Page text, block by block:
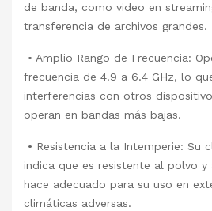
de banda, como video en
transferencia de archivos grandes.
• Amplio Rango de Frecuencia:
frecuencia de 4.9 a 6.4 GHz, lo
interferencias con otros
operan en bandas más bajas.
• Resistencia a la Intemperie: Su
indica que es resistente al polvo y
hace adecuado para su uso en
climáticas adversas.